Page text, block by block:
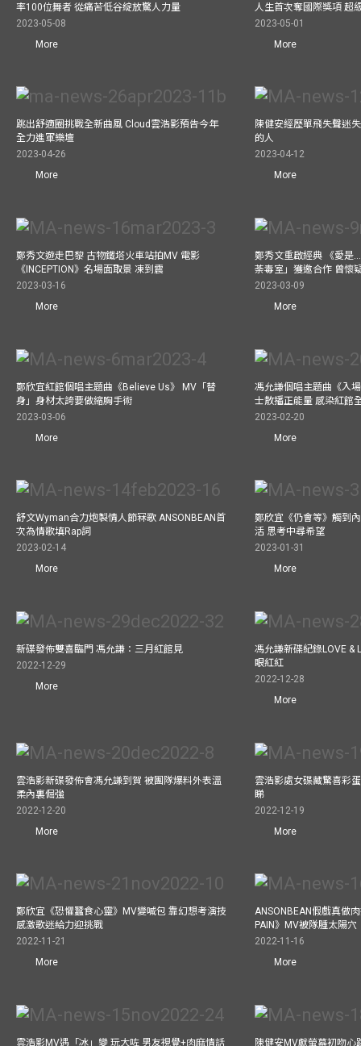
率100位舞者 從痛苦低谷綻放驚人力量
2023-05-08
More
人生首次奪國際獎項 超
2023-05-01
More
跳出舒適圈挑戰全新曲風 Cloud雲浩影預告今年
全力進軍樂壇
2023-04-26
More
陳健安經歷單飛失聲迷
的人
2023-04-12
More
鄭秀文遊走巴黎 古物鐵塔火車站拍MV 電影
《INCEPTION》名場面取景 凍到震
2023-03-16
More
鄭秀文重啟經典 《愛是
荼毒室」獲邀合作 曾懷
2023-03-09
More
鄭欣宜紅館個唱主題曲《Believe Us》 MV「替
身」身材太誇要做縮胸手術
2023-03-06
More
馮允謙個唱主題曲《入
士散播正能量 感染紅館
2023-02-20
More
舒文Wyman合力炮製情人節冧歌 ANSONBEAN首
次為情歌填Rap詞
2023-02-14
More
鄭欣宜《仍會等》觸到
活 思考中尋希望
2023-01-31
More
新碟發佈雙喜臨門 馮允謙：三月紅館見
2022-12-29
More
馮允謙新碟紀錄LOVE &
眼紅紅
2022-12-28
More
雲浩影新碟發佈會馮允謙到賀 被團隊爆料外表溫
柔內裏倔強
2022-12-20
More
雲浩影處女碟藏驚喜彩
睇
2022-12-19
More
鄭欣宜《恐懼蠶食心靈》MV變喊包 靠幻想考演技
感激歌迷給力迎挑戰
2022-11-21
More
ANSONBEAN假戲真做
PAIN》MV被隊腫太陽穴
2022-11-16
More
雲浩影MV遇「冰」變 玩大咗 男友視覺+肉麻情話 陳健安MV獻螢幕初吻心